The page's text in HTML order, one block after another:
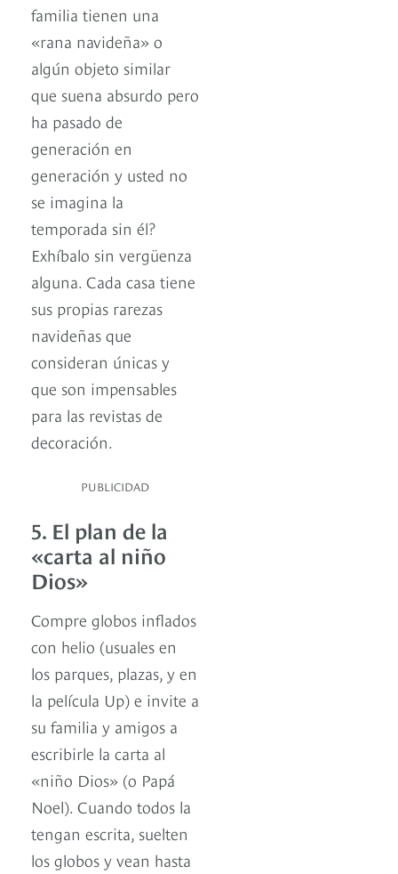
familia tienen una
«rana navideña» o
algún objeto similar
que suena absurdo pero
ha pasado de
generación en
generación y usted no
se imagina la
temporada sin él?
Exhíbalo sin vergüenza
alguna. Cada casa tiene
sus propias rarezas
navideñas que
consideran únicas y
que son impensables
para las revistas de
decoración.
PUBLICIDAD
5. El plan de la
«carta al niño
Dios»
Compre globos inflados
con helio (usuales en
los parques, plazas, y en
la película Up) e invite a
su familia y amigos a
escribirle la carta al
«niño Dios» (o Papá
Noel). Cuando todos la
tengan escrita, suelten
los globos y vean hasta